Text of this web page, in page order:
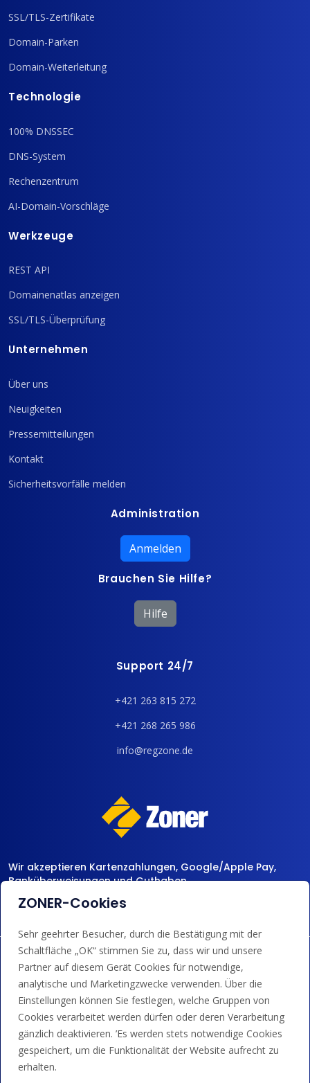
SSL/TLS-Zertifikate
Domain-Parken
Domain-Weiterleitung
Technologie
100% DNSSEC
DNS-System
Rechenzentrum
AI-Domain-Vorschläge
Werkzeuge
REST API
Domainenatlas anzeigen
SSL/TLS-Überprüfung
Unternehmen
Über uns
Neuigkeiten
Pressemitteilungen
Kontakt
Sicherheitsvorfälle melden
Administration
Anmelden
Brauchen Sie Hilfe?
Hilfe
Support 24/7
+421 263 815 272
+421 268 265 986
info@regzone.de
Wir akzeptieren Kartenzahlungen, Google/Apple Pay,
Banküberweisungen und Guthaben.
ZONER-Cookies
Sehr geehrter Besucher, durch die Bestätigung mit der
Schaltfläche „OK“ stimmen Sie zu, dass wir und unsere
Partner auf diesem Gerät Cookies für notwendige,
analytische und Marketingzwecke verwenden. Über die
Einstellungen können Sie festlegen, welche Gruppen von
Cookies verarbeitet werden dürfen oder deren Verarbeitung
gänzlich deaktivieren. ’Es werden stets notwendige Cookies
gespeichert, um die Funktionalität der Website aufrecht zu
erhalten.